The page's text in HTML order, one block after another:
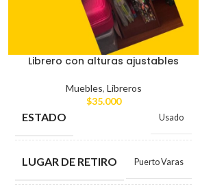
Librero con alturas ajustables
Muebles, Libreros
$35.000
ESTADO Usado
LUGAR DE RETIRO Puerto Varas